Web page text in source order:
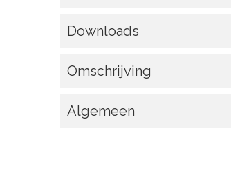
Downloads
Omschrijving
Algemeen